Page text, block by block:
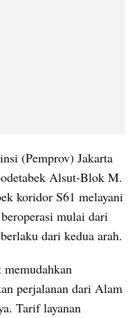
(Pemprov) Jakarta
Alsut-Blok M.
koridor S61 melayani
mulai dari
dari kedua arah.
memudahkan
perjalanan dari Alam
Tarif layanan